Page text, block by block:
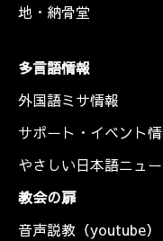
地・納骨堂
多言語情報
外国語ミサ情報
サポート・イベント
やさしい日本語ニュ
教会の扉
音声説教（youtube）